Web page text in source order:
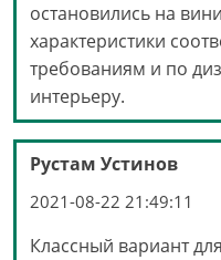
остановились на
характеристики
требованиям и по
интерьеру.
Рустам Устинов
2021-08-22 21:49:11
Классный вариант